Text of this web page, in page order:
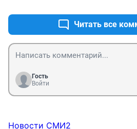
Читать все
Гость
Войти
Новости СМИ2